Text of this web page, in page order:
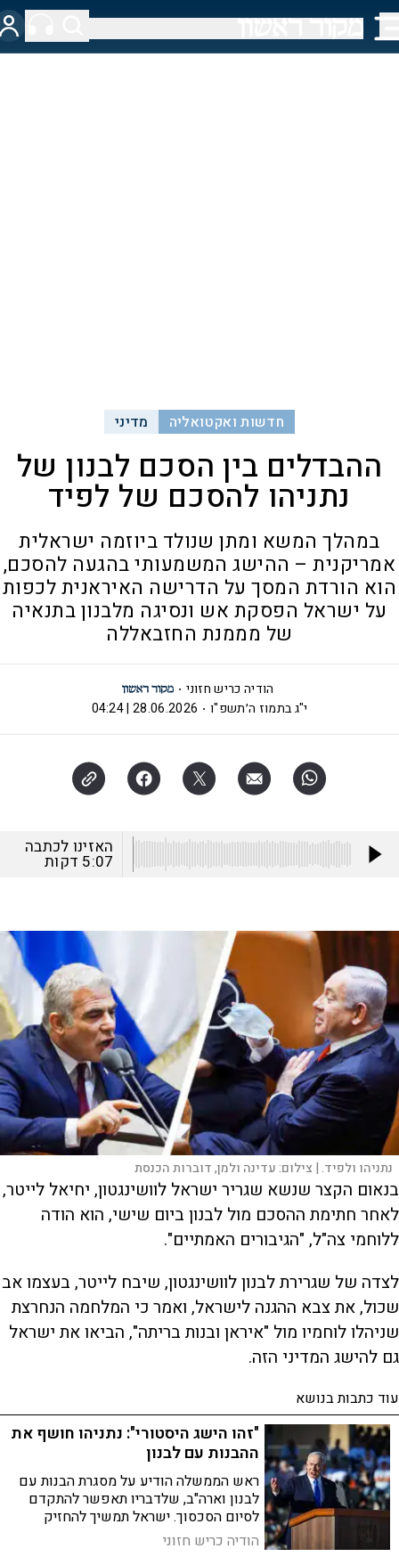
חדשות ואקטואליה מדיני
ההבדלים בין הסכם לבנון של
נתניהו להסכם של לפיד
במהלך המשא ומתן שנולד ביוזמה ישראלית
אמריקנית – ההישג המשמעותי בהגעה להסכם,
הוא הורדת המסך על הדרישה האיראנית לכפות
על ישראל הפסקת אש ונסיגה מלבנון בתנאיה
של מממנת החזבאללה
הודיה כריש חזוני
י"ג בתמוז ה׳תשפ"ו
28.06.2026 | 04:24
האזינו לכתבה
5:07 דקות
נתניהו ולפיד. | צילום:עדינה ולמן, דוברות הכנסת
בנאום הקצר שנשא שגריר ישראל לוושינגטון, יחיאל לייטר,
לאחר חתימת ההסכם מול לבנון ביום שישי, הוא הודה
ללוחמי צה"ל, "הגיבורים האמתיים".
לצדה של שגרירת לבנון לוושינגטון, שיבח לייטר, בעצמו אב
שכול, את צבא ההגנה לישראל, ואמר כי המלחמה הנחרצת
שניהלו לוחמיו מול "איראן ובנות בריתה", הביאו את ישראל
גם להישג המדיני הזה.
עוד כתבות בנושא
"זהו הישג היסטורי": נתניהו חושף את
ההבנות עם לבנון
ראש הממשלה הודיע על מסגרת הבנות עם
לבנון וארה"ב, שלדבריו תאפשר להתקדם
לסיום הסכסוך. ישראל תמשיך להחזיק
ברצועת הביטחון עד לפירוק חיזבאללה
מנשקו
הודיה כריש חזוני